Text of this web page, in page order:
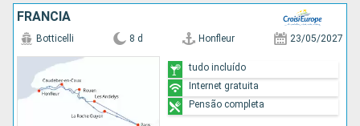
FRANCIA
Botticelli 8 d Honfleur 23/05/2027
tudo incluído
Internet gratuita
Pensão completa